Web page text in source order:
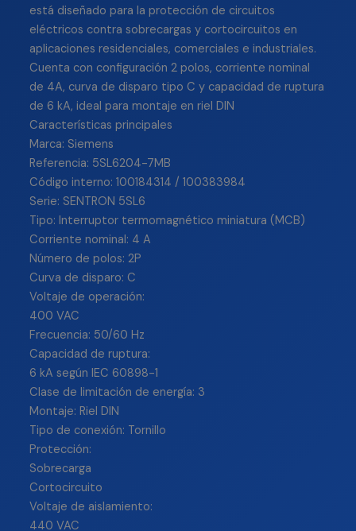
está diseñado para la protección de circuitos
eléctricos contra sobrecargas y cortocircuitos en
aplicaciones residenciales, comerciales e industriales.
Cuenta con configuración 2 polos, corriente nominal
de 4A, curva de disparo tipo C y capacidad de ruptura
de 6 kA, ideal para montaje en riel DIN
Características principales
Marca: Siemens
Referencia: 5SL6204-7MB
Código interno: 100184314 / 100383984
Serie: SENTRON 5SL6
Tipo: Interruptor termomagnético miniatura (MCB)
Corriente nominal: 4 A
Número de polos: 2P
Curva de disparo: C
Voltaje de operación:
400 VAC
Frecuencia: 50/60 Hz
Capacidad de ruptura:
6 kA según IEC 60898-1
Clase de limitación de energía: 3
Montaje: Riel DIN
Tipo de conexión: Tornillo
Protección:
Sobrecarga
Cortocircuito
Voltaje de aislamiento:
440 VAC